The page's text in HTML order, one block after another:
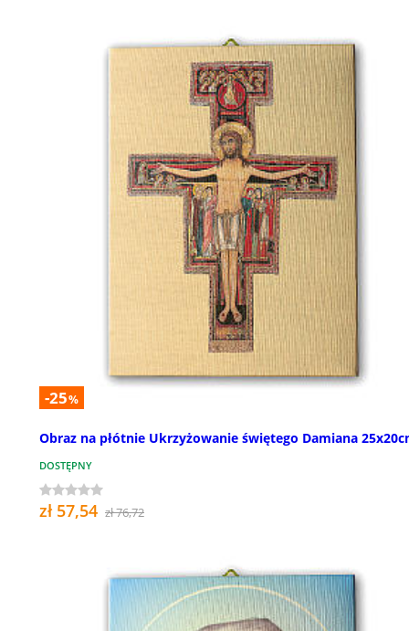
-25%
Obraz na płótnie Ukrzyżowanie świętego Damiana
DOSTĘPNY
zł 57,54 zł 76,72